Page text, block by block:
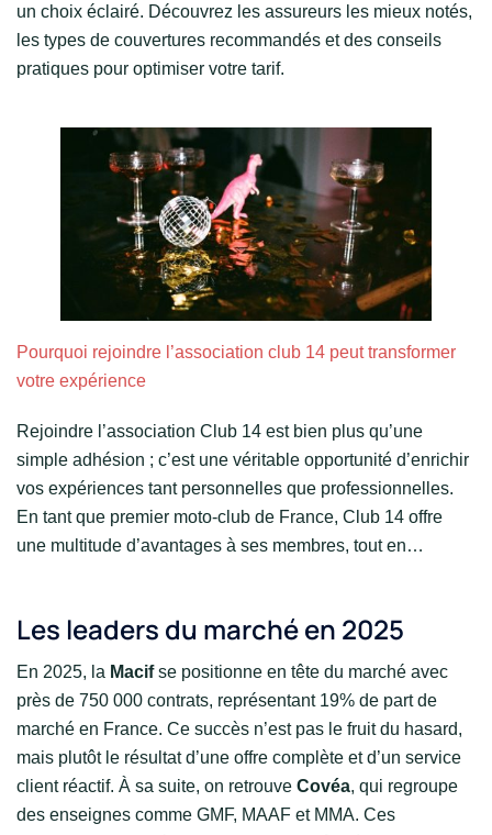
un choix éclairé. Découvrez les assureurs les mieux notés,
les types de couvertures recommandés et des conseils
pratiques pour optimiser votre tarif.
Pourquoi rejoindre l’association club 14 peut transformer
votre expérience
Rejoindre l’association Club 14 est bien plus qu’une
simple adhésion ; c’est une véritable opportunité d’enrichir
vos expériences tant personnelles que professionnelles.
En tant que premier moto-club de France, Club 14 offre
une multitude d’avantages à ses membres, tout en…
Les leaders du marché en 2025
En 2025, la Macifse positionne en tête du marché avec
près de 750 000 contrats, représentant 19% de part de
marché en France. Ce succès n’est pas le fruit du hasard,
mais plutôt le résultat d’une offre complète et d’un service
client réactif. À sa suite, on retrouve Covéa, qui regroupe
des enseignes comme GMF, MAAF et MMA. Ces